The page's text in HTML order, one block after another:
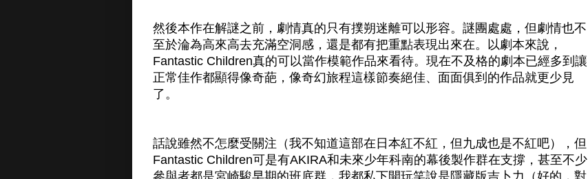
然後本作在解謎之前，劇情真的只有撲朔迷離可以形容。謎團處處，但劇情也不
至於淪為高來高去充滿空洞感，還是都有把重點表現出來在。以劇本來說，
Fantastic Children真的可以當作模範作品來看待。現在不及格的劇本已經多到讓
正常佳作都顯得像奇葩，像奇幻旅程這樣節奏絕佳、面面俱到的作品就更少見
了。
話說雖然不怎麼受關注（我不知道這部在日本紅不紅，但九成也是不紅吧），但
Fantastic Children可是有AKIRA和未來少年科南的幕後製作群在支撐，甚至不少
參與者都是宮崎駿早期的班底群，我都私下開玩笑說是隱藏版吉卜力（好的，對